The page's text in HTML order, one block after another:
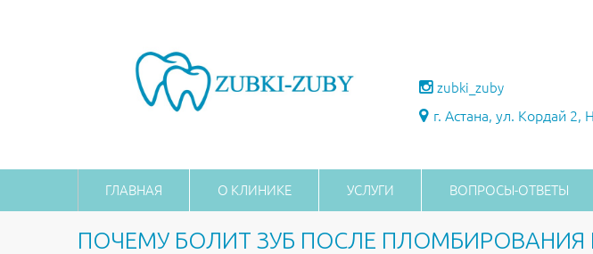
zubki_zuby
г. Астана, ул. Кордай 2,
ГЛАВНАЯ О КЛИНИКЕ УСЛУГИ ВОПРОСЫ-ОТВЕТЫ
ПОЧЕМУ БОЛИТ ЗУБ ПОСЛЕ